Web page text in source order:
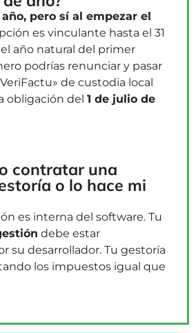
pero sí al empezar el
es vinculante hasta el 31
año natural del primer
podrías renunciar y pasar
de custodia local
obligación del 1 de julio de
contratar una
o lo hace mi
es interna del software. Tu
debe estar
su desarrollador. Tu gestoría
los impuestos igual que